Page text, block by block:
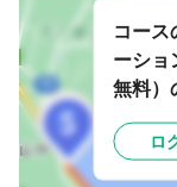
コース
ーショ
無料）
ロ